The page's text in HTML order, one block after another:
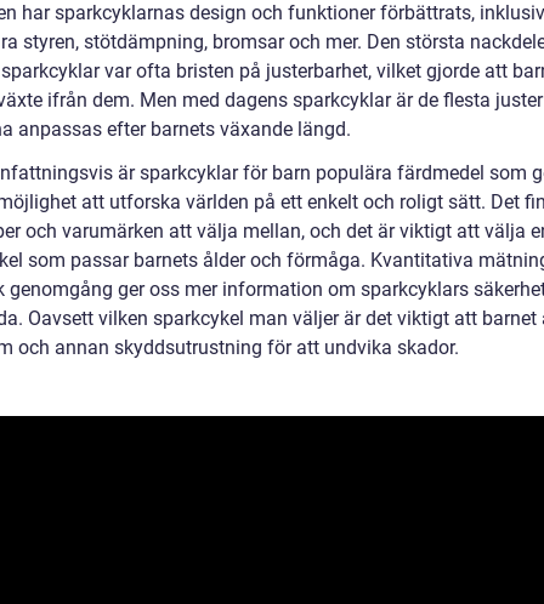
har sparkcyklarnas design och funktioner förbättrats,
styren, stötdämpning, bromsar och mer. Den största
var ofta bristen på justerbarhet, vilket gjorde att
ifrån dem. Men med dagens sparkcyklar är de flesta
anpassas efter barnets växande längd.
är sparkcyklar för barn populära färdmedel som
att utforska världen på ett enkelt och roligt sätt. Det
och varumärken att välja mellan, och det är viktigt att välja
som passar barnets ålder och förmåga. Kvantitativa
genomgång ger oss mer information om sparkcyklars
Oavsett vilken sparkcykel man väljer är det viktigt att barnet
och annan skyddsutrustning för att undvika skador.